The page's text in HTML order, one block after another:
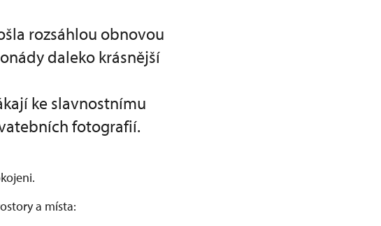
rozsáhlou obnovou
daleko krásnější
ke slavnostnímu
fotografií.
a místa: